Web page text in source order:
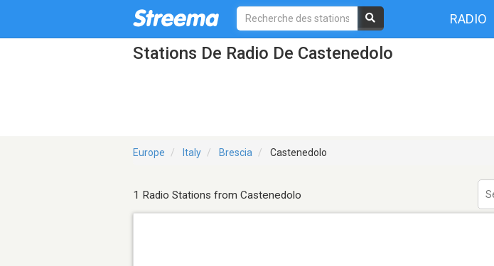
RADIO
Stations De Radio De Castenedolo
Europe Italy Brescia Castenedolo
1 Radio Stations from Castenedolo